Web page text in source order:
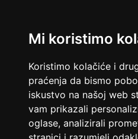
Mi koristimo
Koristimo kolačiće i
praćenja da bismo
iskustvo na našoj web
vam prikazali
oglase, analizirali